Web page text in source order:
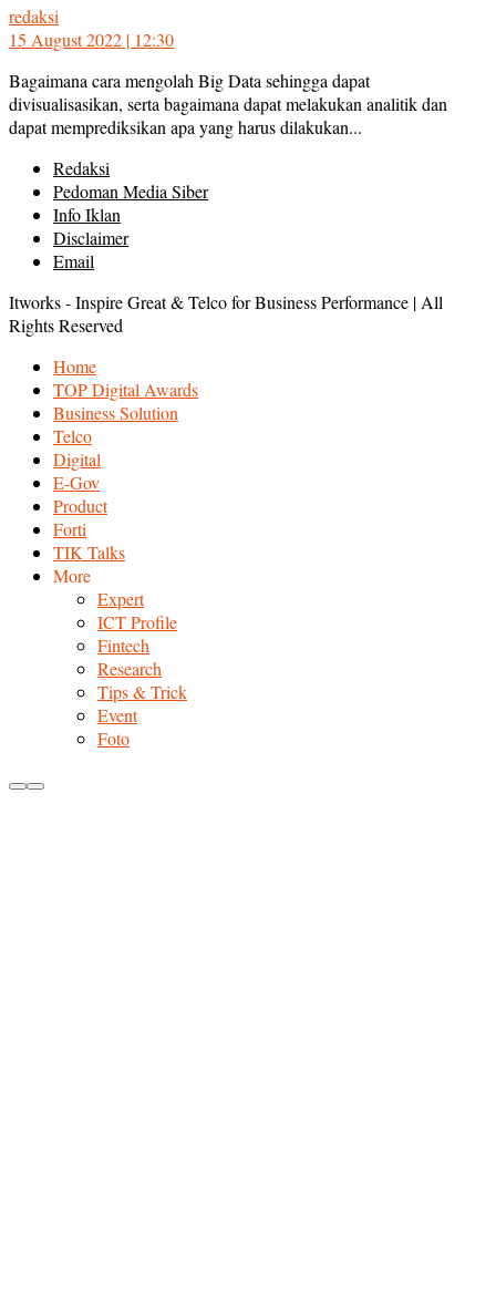
redaksi
15 August 2022 | 12:30
Bagaimana cara mengolah Big Data sehingga dapat
divisualisasikan, serta bagaimana dapat melakukan analitik dan
dapat memprediksikan apa yang harus dilakukan...
Redaksi
Pedoman Media Siber
Info Iklan
Disclaimer
Email
Itworks - Inspire Great & Telco for Business Performance | All
Rights Reserved
Home
TOP Digital Awards
Business Solution
Telco
Digital
E-Gov
Product
Forti
TIK Talks
More
Expert
ICT Profile
Fintech
Research
Tips & Trick
Event
Foto